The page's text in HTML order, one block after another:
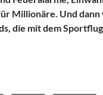
Millionäre. Und dann
die mit dem
Welcome to Las Vegas!